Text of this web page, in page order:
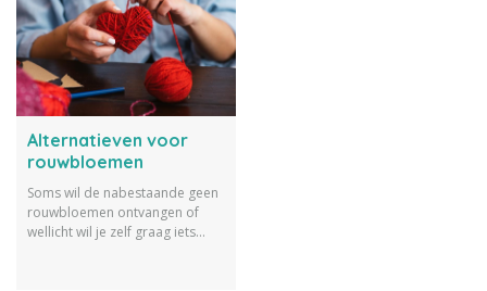
Alternatieven voor
rouwbloemen
Soms wil de nabestaande geen
rouwbloemen ontvangen of
wellicht wil je zelf graag iets